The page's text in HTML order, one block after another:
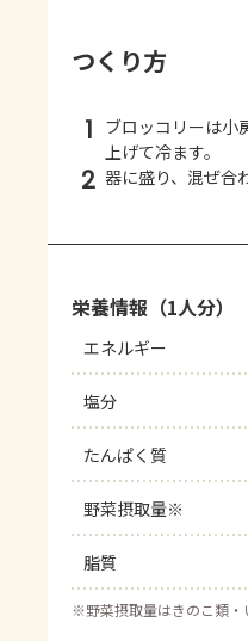
つくり方
1 ブロッコリーは小
上げて冷ます。
2 器に盛り、混ぜ合
栄養情報（1人分）
エネルギー
塩分
たんぱく質
野菜摂取量※
脂質
※野菜摂取量はきのこ類・